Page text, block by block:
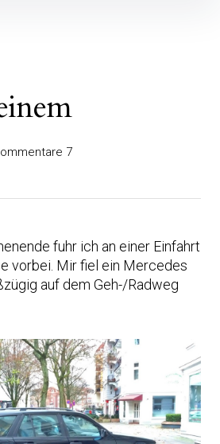
7
fuhr ich an einer Einfahrt
vorbei. Mir fiel ein Mercedes
auf dem Geh-/Radweg